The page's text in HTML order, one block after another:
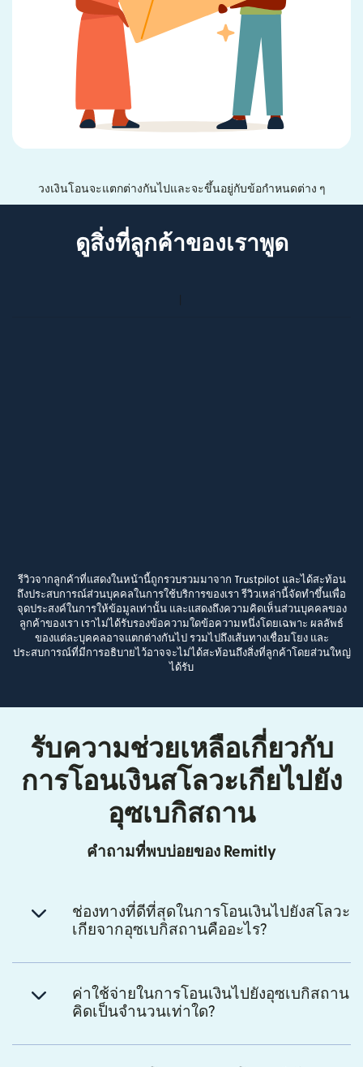
วงเงินโอนจะแตกต่างกันไปและจะขึ้นอยู่กับข้อกำหนดต่าง ๆ
ดูสิ่งที่ลูกค้าของเราพูด
รีวิวจากลูกค้าที่แสดงในหน้านี้ถูกรวบรวมมาจาก Trustpilot และได้สะท้อน
ถึงประสบการณ์ส่วนบุคคลในการใช้บริการของเรา รีวิวเหล่านี้จัดทำขึ้นเพื่อ
จุดประสงค์ในการให้ข้อมูลเท่านั้น และแสดงถึงความคิดเห็นส่วนบุคคลของ
ลูกค้าของเรา เราไม่ได้รับรองข้อความใดข้อความหนึ่งโดยเฉพาะ ผลลัพธ์
ของแต่ละบุคคลอาจแตกต่างกันไป รวมไปถึงเส้นทางเชื่อมโยง และ
ประสบการณ์ที่มีการอธิบายไว้อาจจะไม่ได้สะท้อนถึงสิ่งที่ลูกค้าโดยส่วนใหญ่
ได้รับ
รับความช่วยเหลือเกี่ยวกับ
การโอนเงินสโลวะเกียไปยัง
อุซเบกิสถาน
คำถามที่พบบ่อยของ Remitly
ช่องทางที่ดีที่สุดในการโอนเงินไปยังสโลวะ
เกียจากอุซเบกิสถานคืออะไร?
ค่าใช้จ่ายในการโอนเงินไปยังอุซเบกิสถาน
คิดเป็นจำนวนเท่าใด?